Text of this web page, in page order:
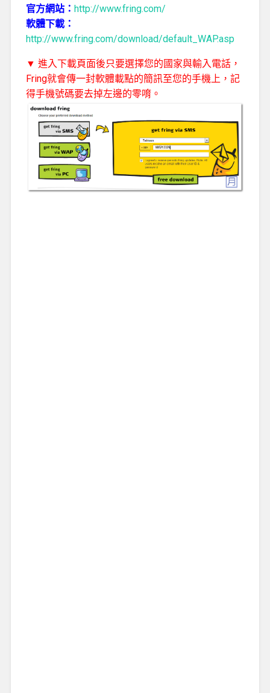
官方網站： http://www.fring.com/
軟體下載：
http://www.fring.com/download/default_WAP.asp
▼ 進入下載頁面後只要選擇您的國家與輸入電話，
Fring就會傳一封軟體載點的簡訊至您的手機上，記
得手機號碼要去掉左邊的零唷。